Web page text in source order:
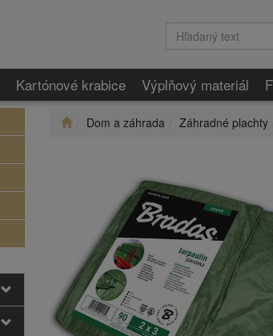
Kartónové krabice Výplňový materiál
Dom a záhrada Záhradné plachty